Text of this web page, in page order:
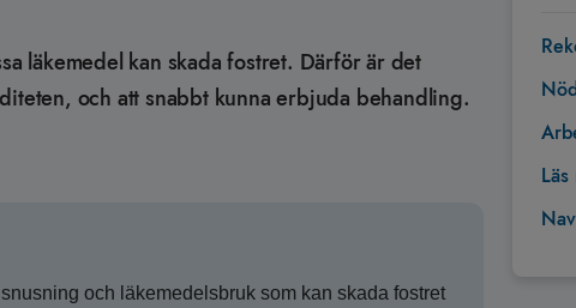
läkemedel kan skada fostret. Därför är det
och att snabbt kunna erbjuda behandling.
och läkemedelsbruk som kan skada fostret